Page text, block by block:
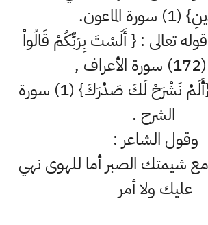
الماعون.
قوله تعالى : { أَلَسْتَ بِرَبِّكُمْ قَالُواْ
,
وقوله تعالى : {أَلَمْ نَشْرَحْ لَكَ صَدْرَكَ} (1) سورة
الشرح .
وقول الشاعر :
شيمتك الصبر أما للهوى نهي
عليك ولا أمر